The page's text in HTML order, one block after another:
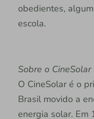
obedientes,
escola.
Sobre o CineSolar
O CineSolar é o
Brasil movido a
energia solar. Em